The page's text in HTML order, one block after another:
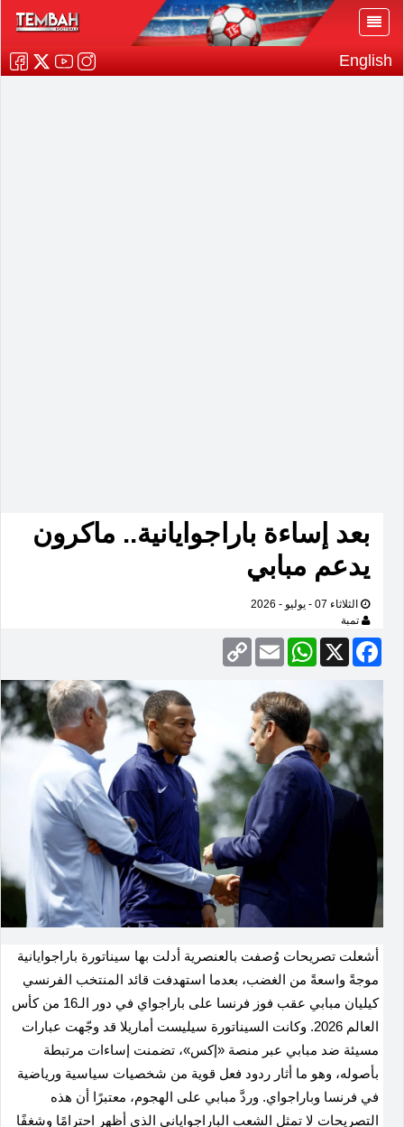
English
بعد إساءة باراجوايانية.. ماكرون
يدعم مبابي
الثلاثاء 07 - يوليو - 2026
تمبة
Facebook
X
WhatsApp
Email
Copy
Link
أشعلت تصريحات وُصفت بالعنصرية أدلت بها سيناتورة باراجوايانية
موجةً واسعةً من الغضب، بعدما استهدفت قائد المنتخب الفرنسي
كيليان مبابي عقب فوز فرنسا على باراجواي في دور الـ16 من كأس
العالم 2026. وكانت السيناتورة سيليست أماريلا قد وجّهت عبارات
مسيئة ضد مبابي عبر منصة «إكس»، تضمنت إساءات مرتبطة
بأصوله، وهو ما أثار ردود فعل قوية من شخصيات سياسية ورياضية
في فرنسا وباراجواي. وردَّ مبابي على الهجوم، معتبرًا أن هذه
التصريحات لا تمثل الشعب الباراجواياني الذي أظهر احترامًا وشغفًا